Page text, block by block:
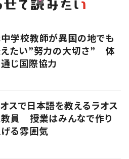
学校教師が異国の地でも
たい”努力の大切さ” 体
じ国際協力
スで日本語を教えるラオス
員 授業はみんなで作り
る雰囲気